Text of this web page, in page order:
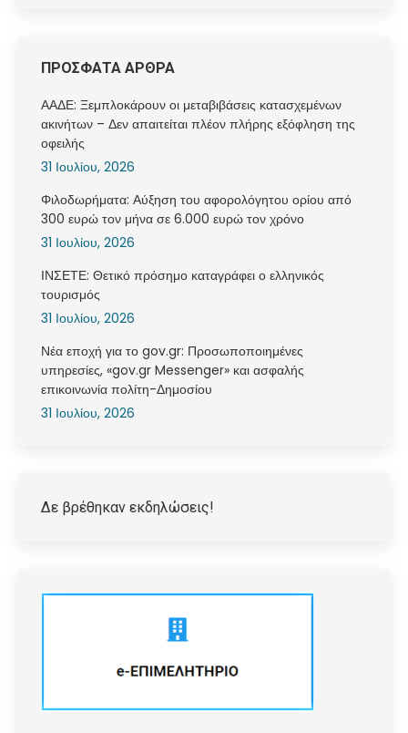
ΠΡΟΣΦΑΤΑ ΑΡΘΡΑ
ΑΑΔΕ: Ξεμπλοκάρουν οι μεταβιβάσεις κατασχεμένων
ακινήτων – Δεν απαιτείται πλέον πλήρης εξόφληση της
οφειλής
31 Ιουλίου, 2026
Φιλοδωρήματα: Αύξηση του αφορολόγητου ορίου από
300 ευρώ τον μήνα σε 6.000 ευρώ τον χρόνο
31 Ιουλίου, 2026
ΙΝΣΕΤΕ: Θετικό πρόσημο καταγράφει ο ελληνικός
τουρισμός
31 Ιουλίου, 2026
Νέα εποχή για το gov.gr: Προσωποποιημένες
υπηρεσίες, «gov.gr Messenger» και ασφαλής
επικοινωνία πολίτη-Δημοσίου
31 Ιουλίου, 2026
Δε βρέθηκαν εκδηλώσεις!